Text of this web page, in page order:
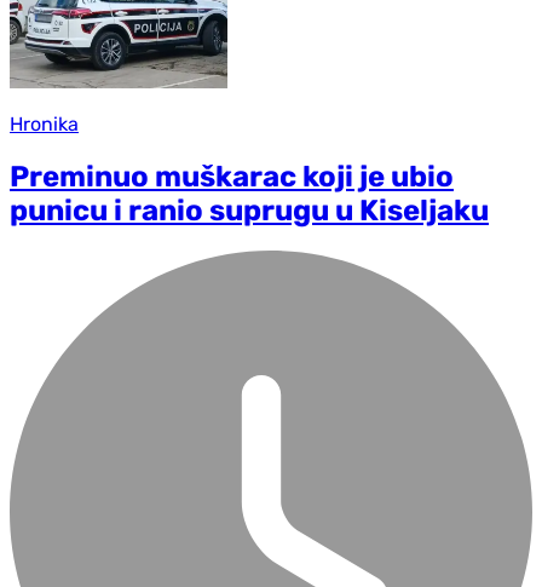
Hronika
Preminuo muškarac koji je ubio
punicu i ranio suprugu u Kiseljaku